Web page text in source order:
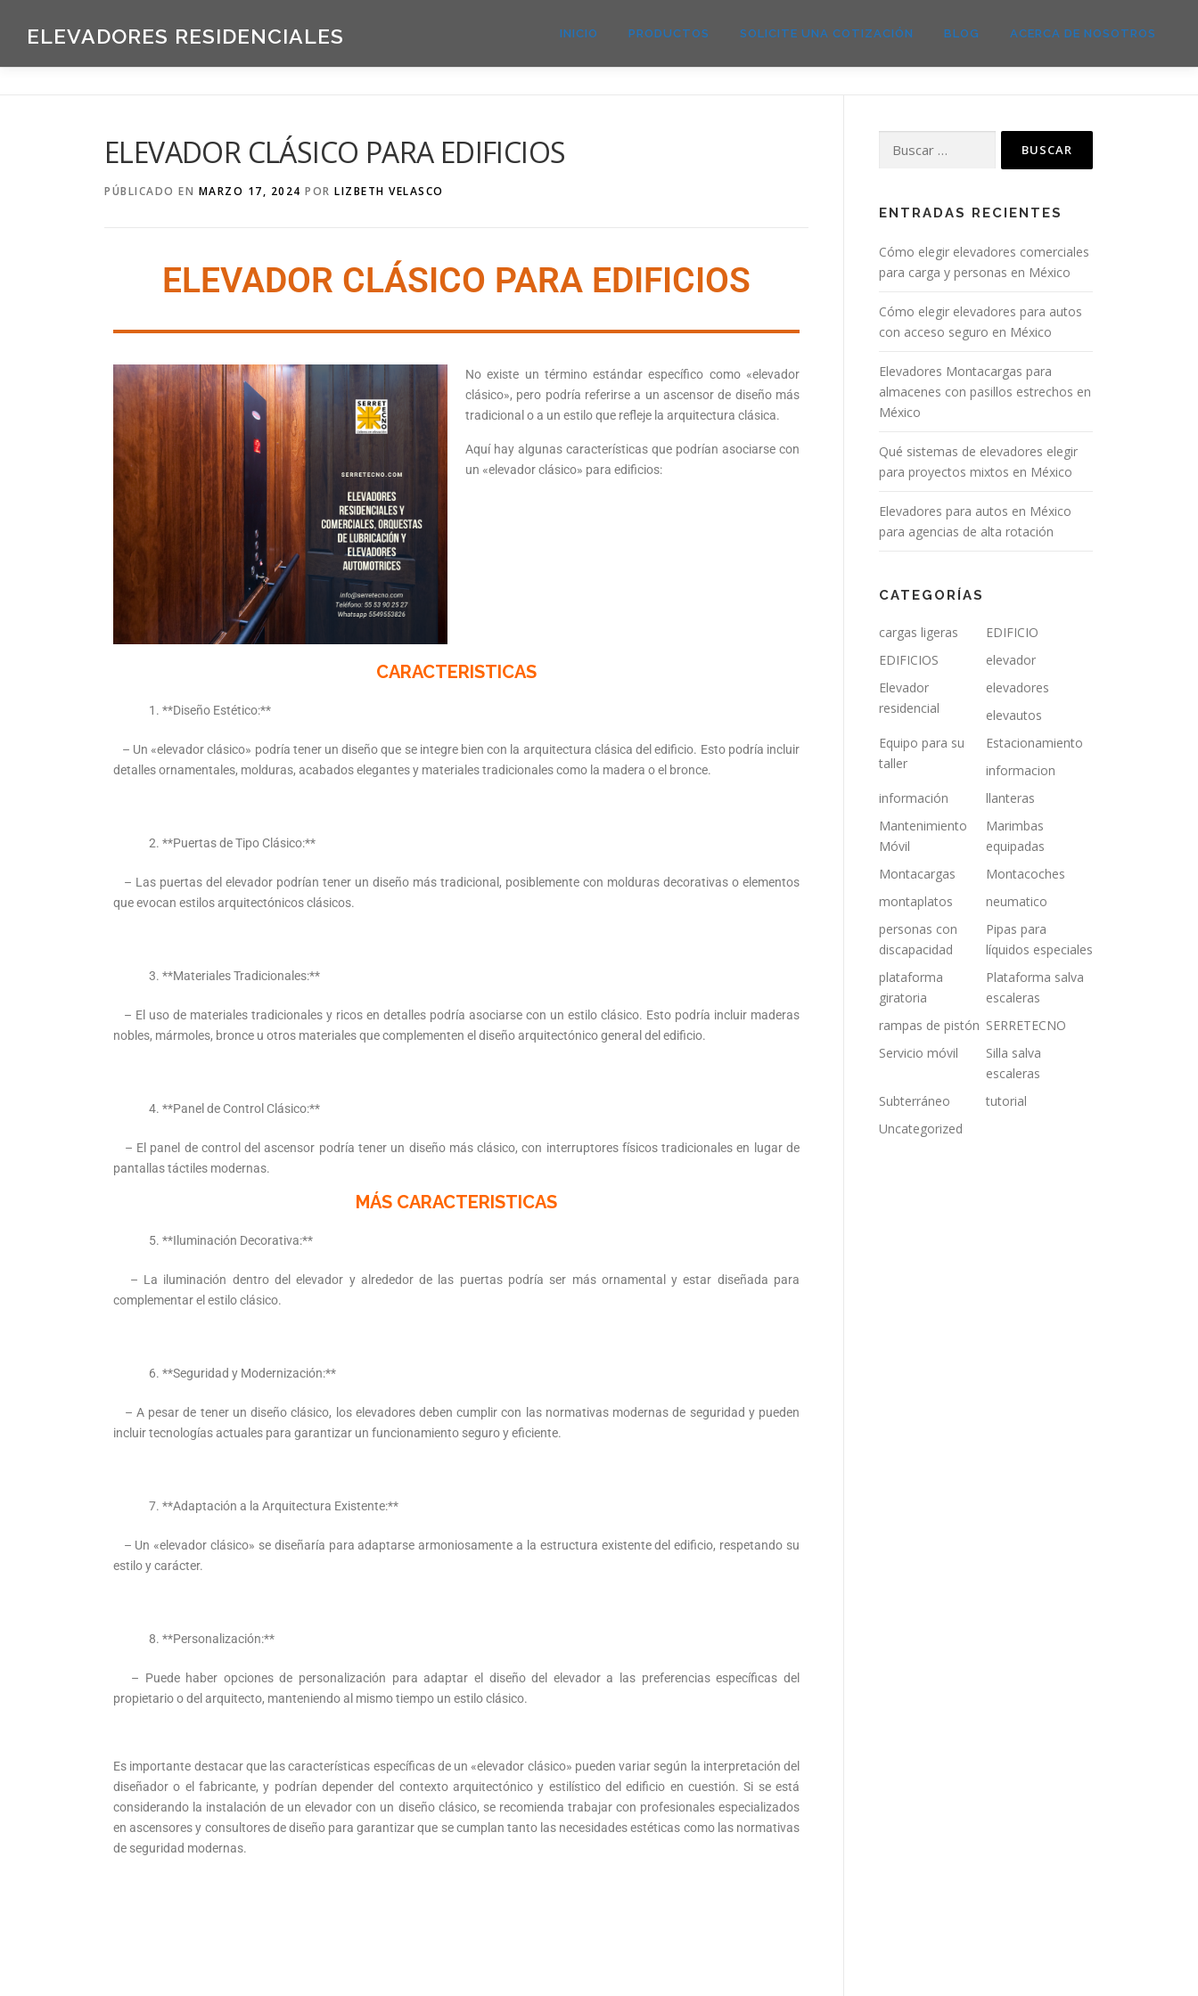
ELEVADORES RESIDENCIALES INICIO PRODUCTOS SOLICITE UNA COTIZACIÓN BLOG ACERCA DE NOSOTROS
ELEVADOR CLÁSICO PARA EDIFICIOS
PÚBLICADO EN MARZO 17, 2024 POR LIZBETH VELASCO
ELEVADOR CLÁSICO PARA EDIFICIOS
No existe un término estándar específico como «elevador
clásico», pero podría referirse a un ascensor de diseño más
tradicional o a un estilo que refleje la arquitectura clásica.
Aquí hay algunas características que podrían asociarse con
un «elevador clásico» para edificios:
CARACTERISTICAS
**Diseño Estético:**
– Un «elevador clásico» podría tener un diseño que se integre bien con la arquitectura clásica del edificio. Esto podría incluir
detalles ornamentales, molduras, acabados elegantes y materiales tradicionales como la madera o el bronce.
**Puertas de Tipo Clásico:**
– Las puertas del elevador podrían tener un diseño más tradicional, posiblemente con molduras decorativas o elementos
que evocan estilos arquitectónicos clásicos.
**Materiales Tradicionales:**
– El uso de materiales tradicionales y ricos en detalles podría asociarse con un estilo clásico. Esto podría incluir maderas
nobles, mármoles, bronce u otros materiales que complementen el diseño arquitectónico general del edificio.
**Panel de Control Clásico:**
– El panel de control del ascensor podría tener un diseño más clásico, con interruptores físicos tradicionales en lugar de
pantallas táctiles modernas.
MÁS CARACTERISTICAS
**Iluminación Decorativa:**
– La iluminación dentro del elevador y alrededor de las puertas podría ser más ornamental y estar diseñada para
complementar el estilo clásico.
**Seguridad y Modernización:**
– A pesar de tener un diseño clásico, los elevadores deben cumplir con las normativas modernas de seguridad y pueden
incluir tecnologías actuales para garantizar un funcionamiento seguro y eficiente.
**Adaptación a la Arquitectura Existente:**
– Un «elevador clásico» se diseñaría para adaptarse armoniosamente a la estructura existente del edificio, respetando su
estilo y carácter.
**Personalización:**
– Puede haber opciones de personalización para adaptar el diseño del elevador a las preferencias específicas del
propietario o del arquitecto, manteniendo al mismo tiempo un estilo clásico.
Es importante destacar que las características específicas de un «elevador clásico» pueden variar según la interpretación del
diseñador o el fabricante, y podrían depender del contexto arquitectónico y estilístico del edificio en cuestión. Si se está
considerando la instalación de un elevador con un diseño clásico, se recomienda trabajar con profesionales especializados
en ascensores y consultores de diseño para garantizar que se cumplan tanto las necesidades estéticas como las normativas
de seguridad modernas.
ENTRADAS RECIENTES
Cómo elegir elevadores comerciales
para carga y personas en México
Cómo elegir elevadores para autos
con acceso seguro en México
Elevadores Montacargas para
almacenes con pasillos estrechos en
México
Qué sistemas de elevadores elegir
para proyectos mixtos en México
Elevadores para autos en México
para agencias de alta rotación
CATEGORÍAS
cargas ligeras
EDIFICIO
EDIFICIOS
elevador
Elevador
residencial
elevadores
elevautos
Equipo para su
taller
Estacionamiento
informacion
información
llanteras
Mantenimiento
Móvil
Marimbas
equipadas
Montacargas
Montacoches
montaplatos
neumatico
personas con
discapacidad
Pipas para
líquidos especiales
plataforma
giratoria
Plataforma salva
escaleras
rampas de pistón SERRETECNO
Servicio móvil
Silla salva
escaleras
Subterráneo
tutorial
Uncategorized